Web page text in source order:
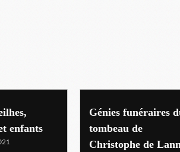
enfants
Génies funéraires
tombeau de
Christophe de